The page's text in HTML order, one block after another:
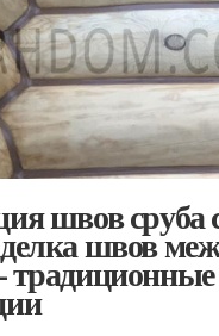
швов сруба
швов